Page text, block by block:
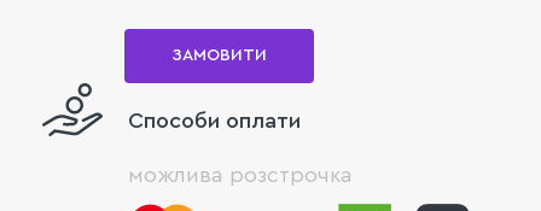
ЗАМОВИТИ
Способи оплати
можлива розстрочка